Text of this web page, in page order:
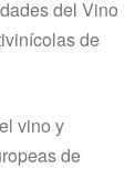
del Vino
de
vino y
de